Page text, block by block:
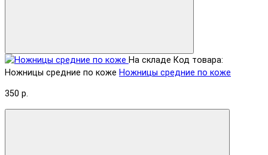
На складе Код товара:
Ножницы средние по коже Ножницы средние по коже
350 р.